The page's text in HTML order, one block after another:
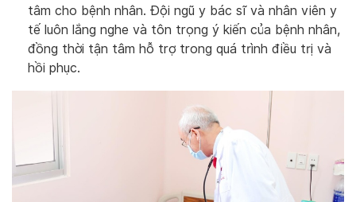
tâm cho bệnh nhân. Đội ngũ y bác sĩ và nhân viên y
tế luôn lắng nghe và tôn trọng ý kiến của bệnh nhân,
đồng thời tận tâm hỗ trợ trong quá trình điều trị và
hồi phục.